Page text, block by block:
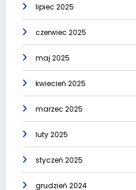
lipiec 2025
czerwiec 2025
maj 2025
kwiecień 2025
marzec 2025
luty 2025
styczeń 2025
grudzień 2024